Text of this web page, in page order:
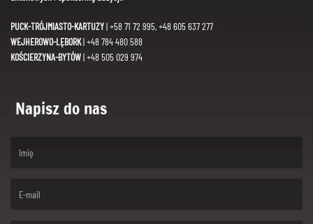
PUCK-TRÓJMIASTO-KARTUZY| +58 71 72 995, +48 605 637 277
WEJHEROWO-LĘBORK| +48 784 480 588
KOŚCIERZYNA-BYTÓW| +48 505 029 974
Napisz do nas